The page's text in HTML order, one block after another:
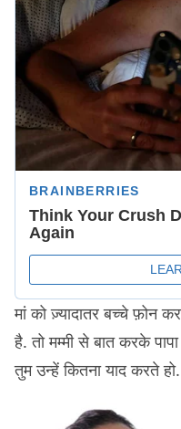
मां को ज़्यादातर बच्चे फ़ोन
है. तो मम्मी से बात करके
तुम उन्हें कितना याद करते हो.